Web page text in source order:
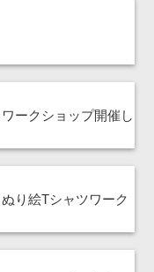
ークショップ開催し
り絵Tシャツワーク